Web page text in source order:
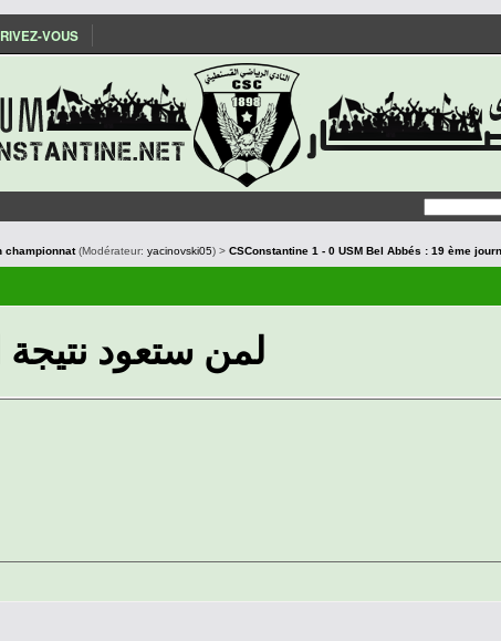
VOUS
championnat(Modérateur:yacinovski05) >CSConstantine 1 - 0 USM Bel Abbés : 19 ème
لمن ستعود نتيجة